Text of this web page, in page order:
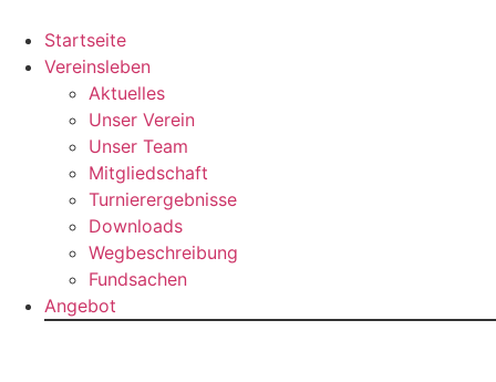
Inhalt
springen
Startseite
Vereinsleben
Aktuelles
Unser Verein
Unser Team
Mitgliedschaft
Turnierergebnisse
Downloads
Wegbeschreibung
Fundsachen
Angebot